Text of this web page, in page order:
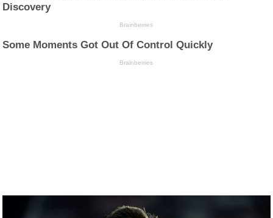
Discovery
Brainberries
Some Moments Got Out Of Control Quickly
Brainberries